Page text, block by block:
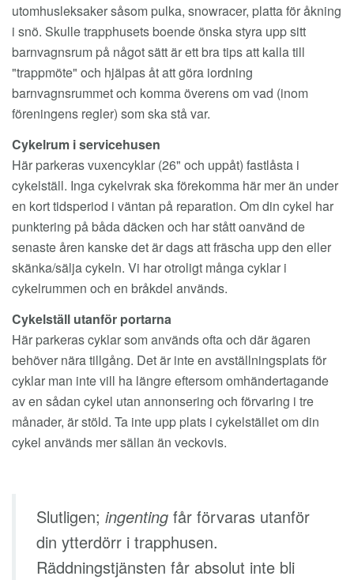
utomhusleksaker såsom pulka, snowracer, platta för åkning
i snö. Skulle trapphusets boende önska styra upp sitt
barnvagnsrum på något sätt är ett bra tips att kalla till
"trappmöte" och hjälpas åt att göra iordning
barnvagnsrummet och komma överens om vad (inom
föreningens regler) som ska stå var.
Cykelrum i servicehusen
Här parkeras vuxencyklar (26" och uppåt) fastlåsta i
cykelställ. Inga cykelvrak ska förekomma här mer än under
en kort tidsperiod i väntan på reparation. Om din cykel har
punktering på båda däcken och har stått oanvänd de
senaste åren kanske det är dags att fräscha upp den eller
skänka/sälja cykeln. Vi har otroligt många cyklar i
cykelrummen och en bråkdel används.
Cykelställ utanför portarna
Här parkeras cyklar som används ofta och där ägaren
behöver nära tillgång. Det är inte en avställningsplats för
cyklar man inte vill ha längre eftersom omhändertagande
av en sådan cykel utan annonsering och förvaring i tre
månader, är stöld. Ta inte upp plats i cykelstället om din
cykel används mer sällan än veckovis.
Slutligen; ingenting får förvaras utanför
din ytterdörr i trapphusen.
Räddningstjänsten får absolut inte bli